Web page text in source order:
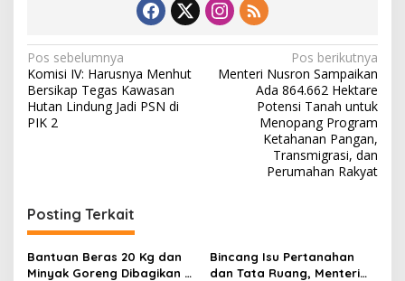
N
a
v
i
s
i
p
Pos sebelumnya
Komisi IV: Harusnya Menhut
Bersikap Tegas Kawasan
Hutan Lindung Jadi PSN di
PIK 2
Pos berikutnya
Menteri Nusron Sampaikan
Ada 864.662 Hektare
Potensi Tanah untuk
Menopang Program
Ketahanan Pangan,
Transmigrasi, dan
Perumahan Rakyat
Posting Terkait
Bantuan Beras 20 Kg dan
Minyak Goreng Dibagikan di
Bincang Isu Pertanahan
dan Tata Ruang, Menteri